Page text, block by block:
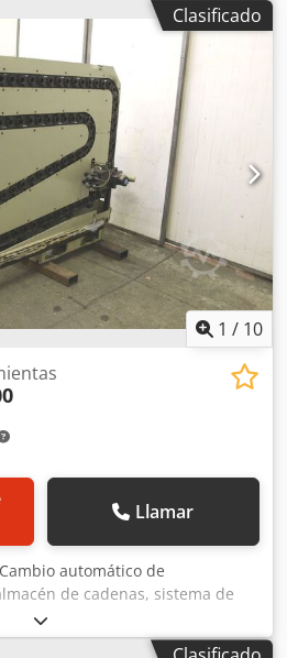
MH 800C -para: máx. 24
SK40 -Dimensiones:
propio: 106 kg
Clasificado
1 / 10
Llamar
automático de
de cadenas, sistema de
almacén de herramientas. -El
proviene de un centro de